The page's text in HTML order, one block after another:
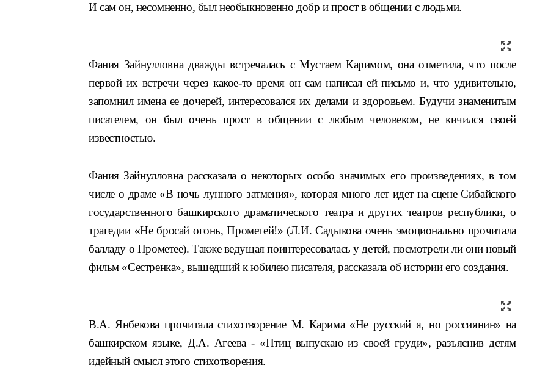
И сам он, несомненно, был необыкновенно добр и прост в общении с людьми.
Фания Зайнулловна дважды встречалась с Мустаем Каримом, она отметила, что после
первой их встречи через какое-то время он сам написал ей письмо и, что удивительно,
запомнил имена ее дочерей, интересовался их делами и здоровьем. Будучи знаменитым
писателем, он был очень прост в общении с любым человеком, не кичился своей
известностью.
Фания Зайнулловна рассказала о некоторых особо значимых его произведениях, в том
числе о драме «В ночь лунного затмения», которая много лет идет на сцене Сибайского
государственного башкирского драматического театра и других театров республики, о
трагедии «Не бросай огонь, Прометей!» (Л.И. Садыкова очень эмоционально прочитала
балладу о Прометее). Также ведущая поинтересовалась у детей, посмотрели ли они новый
фильм «Сестренка», вышедший к юбилею писателя, рассказала об истории его создания.
В.А. Янбекова прочитала стихотворение М. Карима «Не русский я, но россиянин» на
башкирском языке, Д.А. Агеева - «Птицвыпускаю из своейгруди», разъяснив детям
идейный смысл этого стихотворения.